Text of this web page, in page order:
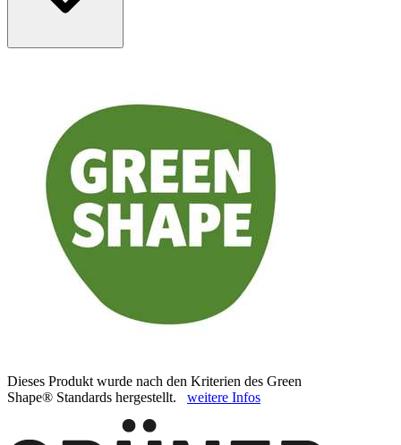
Dieses Produkt wurde nach den Kriterien des Green
Shape® Standards hergestellt. weitere Infos